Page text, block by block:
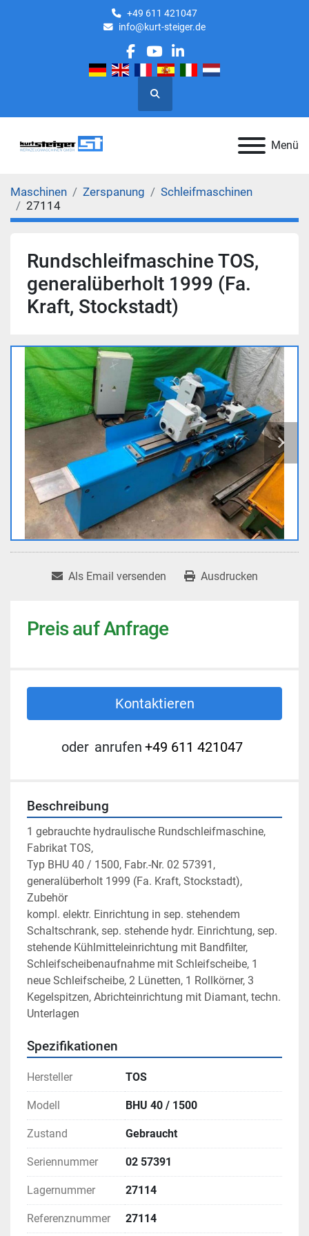
+49 611 421047
info@kurt-steiger.de
facebook
youtube
linkedin
Suche
Menü
Maschinen Zerspanung
Schleifmaschinen
27114
Rundschleifmaschine TOS,
generalüberholt 1999 (Fa.
Kraft, Stockstadt)
Als Email versenden Ausdrucken
Preis auf Anfrage
Kontaktieren
oder anrufen +49 611 421047
Beschreibung
1 gebrauchte hydraulische Rundschleifmaschine,
Fabrikat TOS,
Typ BHU 40 / 1500, Fabr.-Nr. 02 57391,
generalüberholt 1999 (Fa. Kraft, Stockstadt),
Zubehör
kompl. elektr. Einrichtung in sep. stehendem
Schaltschrank, sep. stehende hydr. Einrichtung, sep.
stehende Kühlmitteleinrichtung mit Bandfilter,
Schleifscheibenaufnahme mit Schleifscheibe, 1
neue Schleifscheibe, 2 Lünetten, 1 Rollkörner, 3
Kegelspitzen, Abrichteinrichtung mit Diamant, techn.
Unterlagen
Spezifikationen
Hersteller TOS
Modell BHU 40 / 1500
Zustand Gebraucht
Seriennummer 02 57391
Lagernummer 27114
Referenznummer 27114